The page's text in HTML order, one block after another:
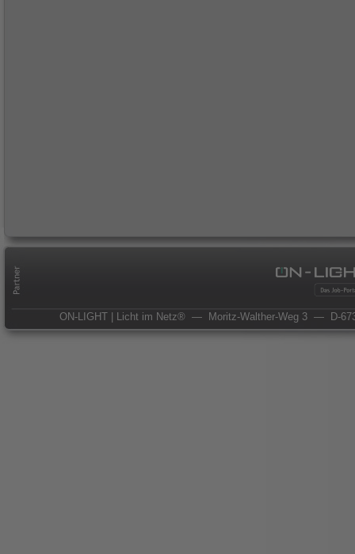
ON-LIGHT | Licht im Netz® — Moritz-Walther-Weg 3 — D-